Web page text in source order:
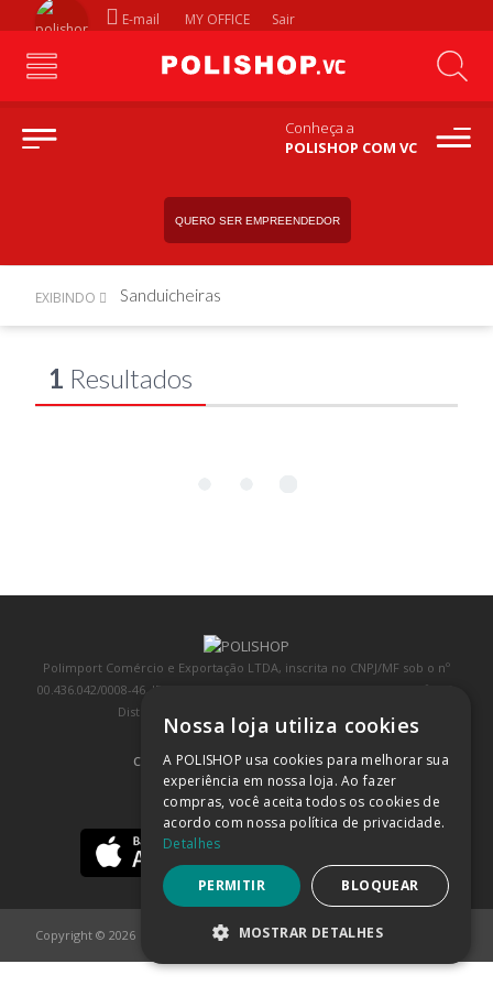
E-mail MY OFFICE Sair
Conheça a
POLISHOP COM VC
QUERO SER EMPREENDEDOR
EXIBINDO Sanduicheiras
1 Resultados
Polimport Comércio e Exportação LTDA, inscrita no CNPJ/MF sob o nº
00.436.042/0008-46, IE 407.458.707.103, com sede na Rua Kanebo, nº 175,
Distrito Industrial, Jundiaí/SP, CEP: 13213-090
COMPRA 100% SEGURA (SAIBA MAIS)
BAIXE NOSSO APP
Copyright © 2026
Nossa loja utiliza cookies
A POLISHOP usa cookies para melhorar sua
experiência em nossa loja. Ao fazer
compras, você aceita todos os cookies de
acordo com nossa política de privacidade.
Detalhes
PERMITIR BLOQUEAR
MOSTRAR DETALHES
ESTRITAMENTE NECESSÁRIOS